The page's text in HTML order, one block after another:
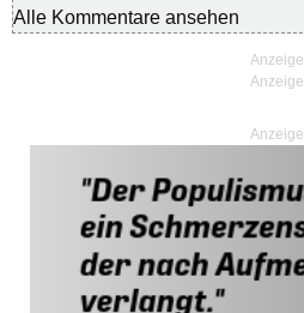
Alle Kommentare ansehen
Anzeige